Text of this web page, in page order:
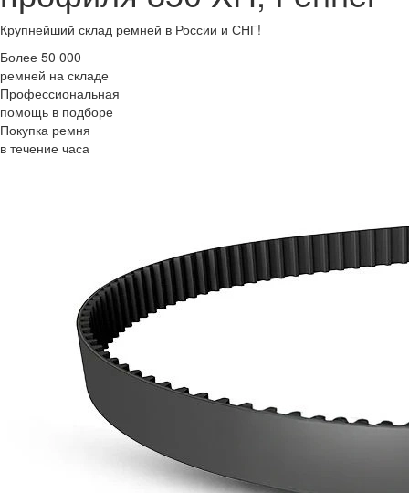
Крупнейший склад ремней в России и СНГ!
Более 50 000
ремней на складе
Профессиональная
помощь в подборе
Покупка ремня
в течение часа